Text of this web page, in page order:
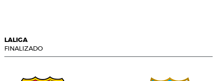
LALIGA
FINALIZADO